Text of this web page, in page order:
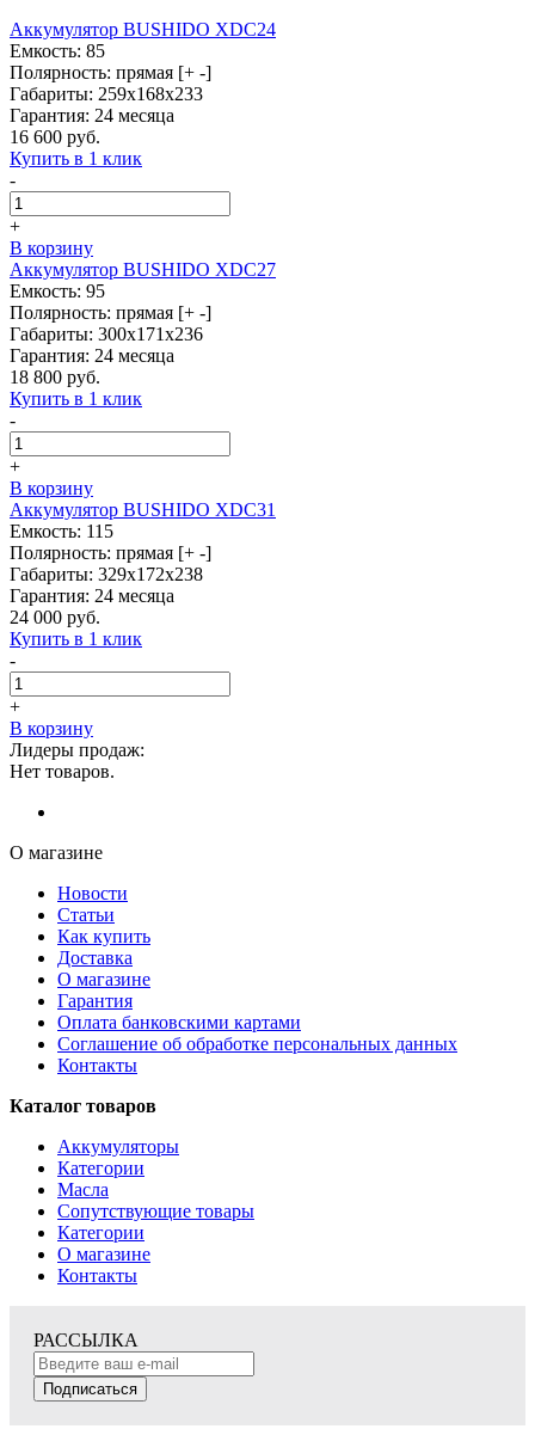
Аккумулятор BUSHIDO XDC24
Емкость: 85
Полярность: прямая [+ -]
Габариты: 259х168х233
Гарантия: 24 месяца
16 600 руб.
Купить в 1 клик
-
+
В корзину
Аккумулятор BUSHIDO XDC27
Емкость: 95
Полярность: прямая [+ -]
Габариты: 300х171х236
Гарантия: 24 месяца
18 800 руб.
Купить в 1 клик
-
+
В корзину
Аккумулятор BUSHIDO XDC31
Емкость: 115
Полярность: прямая [+ -]
Габариты: 329x172x238
Гарантия: 24 месяца
24 000 руб.
Купить в 1 клик
-
+
В корзину
Лидеры продаж:
Нет товаров.
О магазине
Новости
Статьи
Как купить
Доставка
О магазине
Гарантия
Оплата банковскими картами
Соглашение об обработке персональных данных
Контакты
Каталог товаров
Аккумуляторы
Категории
Масла
Сопутствующие товары
Категории
О магазине
Контакты
РАССЫЛКА
Подписаться